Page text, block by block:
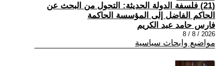
(21) فلسفة الدولة الحديثة: التحول من البحث عن
الحاكم الفاضل إلى المؤسسة الحاكمة
فارس حامد عبد الكريم
2026 / 8 / 8
مواضيع وابحاث سياسية